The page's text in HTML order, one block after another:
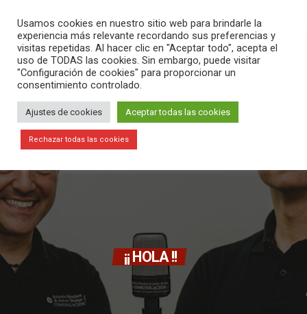
search menu pause PLAY
¡¡ HOLA !!
Usamos cookies en nuestro sitio web para brindarle la
experiencia más relevante recordando sus preferencias y
visitas repetidas. Al hacer clic en "Aceptar todo", acepta el
uso de TODAS las cookies. Sin embargo, puede visitar
"Configuración de cookies" para proporcionar un
consentimiento controlado.
Ajustes de cookies Aceptar todas las cookies
Rechazar todas las cookies